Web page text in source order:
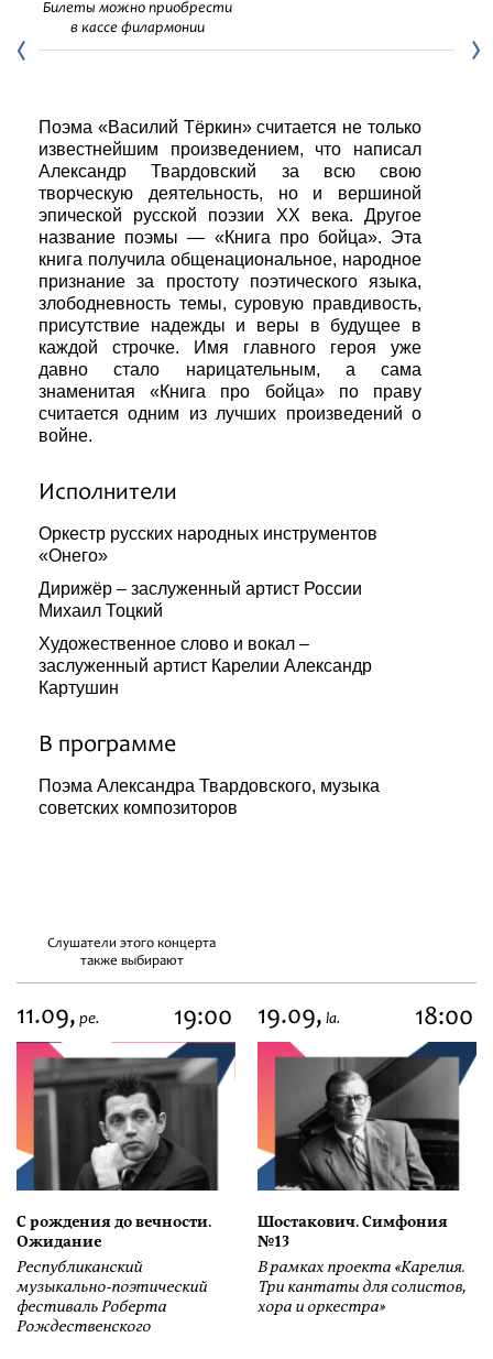
Билеты можно приобрести
в кассе филармонии
Поэма «Василий Тёркин» считается не только
известнейшим произведением, что написал
Александр Твардовский за всю свою
творческую деятельность, но и вершиной
эпической русской поэзии XX века. Другое
название поэмы — «Книга про бойца». Эта
книга получила общенациональное, народное
признание за простоту поэтического языка,
злободневность темы, суровую правдивость,
присутствие надежды и веры в будущее в
каждой строчке. Имя главного героя уже
давно стало нарицательным, а сама
знаменитая «Книга про бойца» по праву
считается одним из лучших произведений о
войне.
Исполнители
Оркестр русских народных инструментов
«Онего»
Дирижёр – заслуженный артист России
Михаил Тоцкий
Художественное слово и вокал –
заслуженный артист Карелии Александр
Картушин
В программе
Поэма Александра Твардовского, музыка
советских композиторов
Слушатели этого концерта
также выбирают
11.09, pe. 19:00
С рождения до вечности.
Ожидание
Республиканский
музыкально-поэтический
фестиваль Роберта
Рождественского
19.09, la. 18:00
Шостакович. Симфония
№13
В рамках проекта «Карелия.
Три кантаты для солистов,
хора и оркестра»